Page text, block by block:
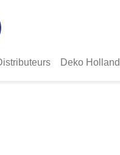
Deko Holland